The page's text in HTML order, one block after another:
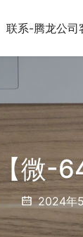
联系-腾龙公司
微-
2024年